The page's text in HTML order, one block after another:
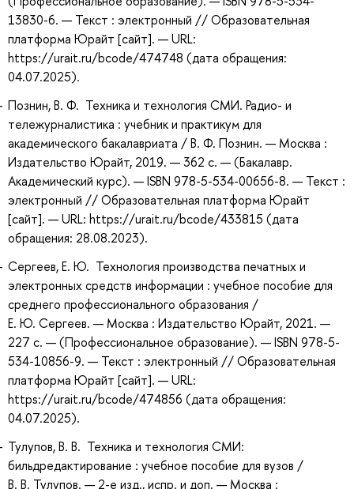
13830-6. — Текст : электронный // Образовательная
платформа Юрайт [сайт]. — URL:
https://urait.ru/bcode/474748 (дата обращения:
04.07.2025).
Познин, В. Ф. Техника и технология СМИ. Радио- и
тележурналистика : учебник и практикум для
академического бакалавриата / В. Ф. Познин. — Москва :
Издательство Юрайт, 2019. — 362 с. — (Бакалавр.
Академический курс). — ISBN 978-5-534-00656-8. — Текст :
электронный // Образовательная платформа Юрайт
[сайт]. — URL: https://urait.ru/bcode/433815 (дата
обращения: 28.08.2023).
Сергеев, Е. Ю. Технология производства печатных и
электронных средств информации : учебное пособие для
среднего профессионального образования /
Е. Ю. Сергеев. — Москва : Издательство Юрайт, 2021. —
227 с. — (Профессиональное образование). — ISBN 978-5-
534-10856-9. — Текст : электронный // Образовательная
платформа Юрайт [сайт]. — URL:
https://urait.ru/bcode/474856 (дата обращения:
04.07.2025).
Тулупов, В. В. Техника и технология СМИ:
бильдредактирование : учебное пособие для вузов /
В. В. Тулупов. — 2-е изд., испр. и доп. — Москва :